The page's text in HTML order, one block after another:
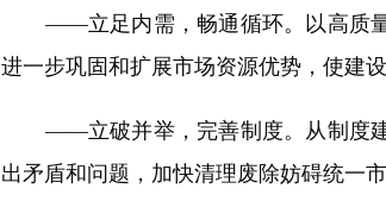
——立足内需，畅通循环。以高质量
进一步巩固和扩展市场资源优势，使建
——立破并举，完善制度。从制度建
出矛盾和问题，加快清理废除妨碍统一